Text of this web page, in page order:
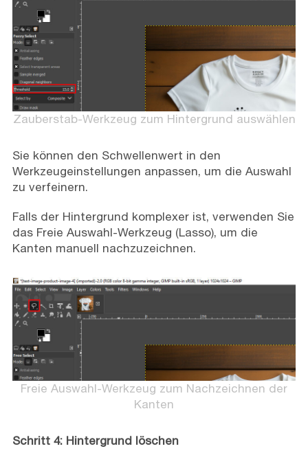
Zauberstab-Werkzeug zum Hintergrund auswählen
Sie können den Schwellenwert in den
Werkzeugeinstellungen anpassen, um die Auswahl
zu verfeinern.
Falls der Hintergrund komplexer ist, verwenden Sie
das Freie Auswahl-Werkzeug (Lasso), um die
Kanten manuell nachzuzeichnen.
Freie Auswahl-Werkzeug zum Nachzeichnen der
Kanten
Schritt 4: Hintergrund löschen